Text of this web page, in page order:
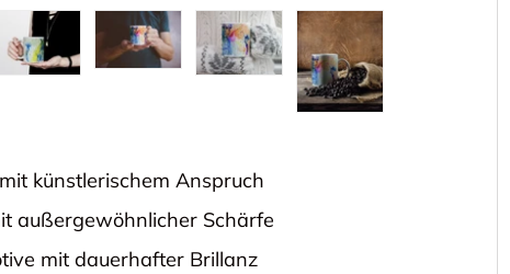
laden
Bild 3 in Galerieansicht ladenBild 4 in Galerieansicht laden
Bild 5 in Galerieansicht laden
Bild 6 in Galerieansicht laden
künstlerischem Anspruch
außergewöhnlicher Schärfe
mit dauerhafter Brillanz